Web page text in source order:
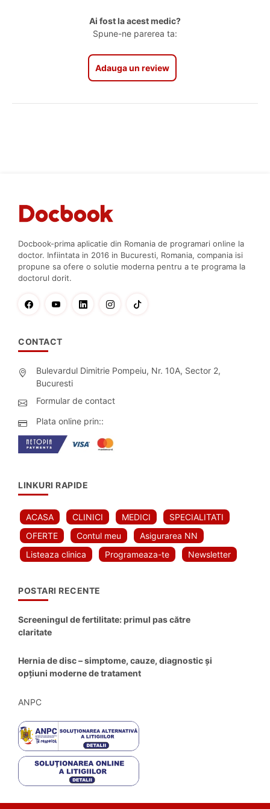
Ai fost la acest medic?
Spune-ne parerea ta:
Adauga un review
Docbook-prima aplicatie din Romania de programari online la
doctor. Infiintata in 2016 in Bucuresti, Romania, compania isi
propune sa ofere o solutie moderna pentru a te programa la
doctorul dorit.
CONTACT
Bulevardul Dimitrie Pompeiu, Nr. 10A, Sector 2,
Bucuresti
Formular de contact
Plata online prin::
LINKURI RAPIDE
ACASA CLINICI MEDICI
SPECIALITATI
OFERTE
Contul meu
Asigurarea NN
Listeaza clinica
Programeaza-te Newsletter
POSTARI RECENTE
Screeningul de fertilitate: primul pas către
claritate
Hernia de disc – simptome, cauze, diagnostic și
opțiuni moderne de tratament
ANPC